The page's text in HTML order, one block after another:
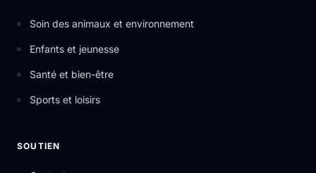
Soin des animaux et environnement
Enfants et jeunesse
Santé et bien-être
Sports et loisirs
SOUTIEN